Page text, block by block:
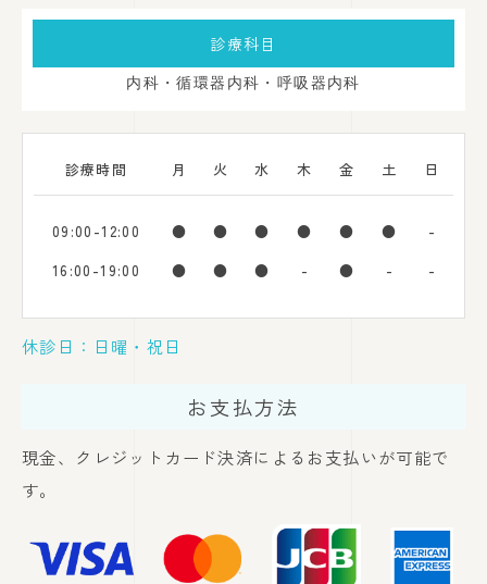
診療科目
内科・循環器内科・呼吸器内科
診療時間 月 火 水 木 金 土 日
09:00-12:00 ● ● ● ● ● ●
-
16:00-19:00
● ● ● - ● - -
休診日：日曜・祝日
お支払方法
現金、クレジットカード決済によるお支払いが可能で
す。